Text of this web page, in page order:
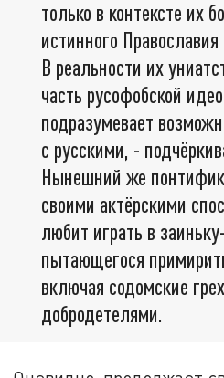
только в контексте их
истинного
В реальности их
часть русофобской
подразумевает
с русскими, -
Нынешний же
своими актёрскими
любит играть в
пытающегося
включая содомские
добродетелями.